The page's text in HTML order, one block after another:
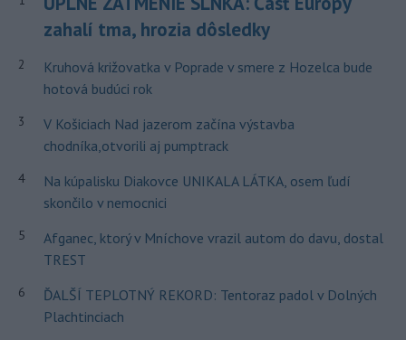
zahalí tma, hrozia dôsledky
2
Kruhová križovatka v Poprade v smere z Hozelca bude
hotová budúci rok
3
V Košiciach Nad jazerom začína výstavba
chodníka,otvorili aj pumptrack
4
Na kúpalisku Diakovce UNIKALA LÁTKA, osem ľudí
skončilo v nemocnici
5
Afganec, ktorý v Mníchove vrazil autom do davu, dostal
TREST
6
ĎALŠÍ TEPLOTNÝ REKORD: Tentoraz padol v Dolných
Plachtinciach